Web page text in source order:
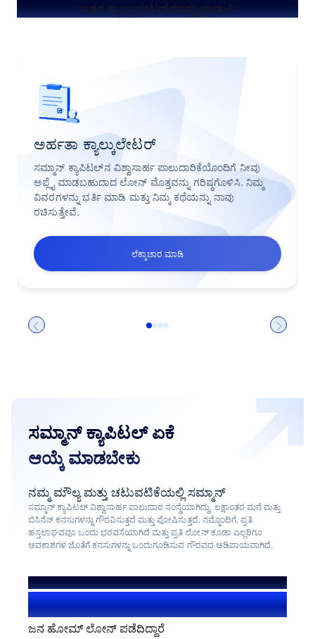
ಇತರ ಕ್ಯಾಲ್ಕುಲೇಟರ್‌ಗಳನ್ನು ಹುಡುಕಿ
ಅರ್ಹತಾ ಕ್ಯಾಲ್ಕುಲೇಟರ್
ಸಮ್ಮಾನ್ ಕ್ಯಾಪಿಟಲ್‌ನ ವಿಶ್ವಾಸಾರ್ಹ ಪಾಲುದಾರಿಕೆಯೊಂದಿಗೆ ನೀವು
ಅಪ್ಲೈ ಮಾಡಬಹುದಾದ ಲೋನ್ ಮೊತ್ತವನ್ನು ಗರಿಷ್ಠಗೊಳಿಸಿ. ನಿಮ್ಮ
ವಿವರಗಳನ್ನು ಭರ್ತಿ ಮಾಡಿ ಮತ್ತು ನಿಮ್ಮ ಕಥೆಯನ್ನು ನಾವು
ರಚಿಸುತ್ತೇವೆ.
ಲೆಕ್ಕಾಚಾರ ಮಾಡಿ
ಸಮ್ಮಾನ್ ಕ್ಯಾಪಿಟಲ್ ಏಕೆ
ಆಯ್ಕೆ ಮಾಡಬೇಕು
ನಮ್ಮ ಮೌಲ್ಯ ಮತ್ತು ಚಟುವಟಿಕೆಯಲ್ಲಿ ಸಮ್ಮಾನ್
ಸಮ್ಮಾನ್ ಕ್ಯಾಪಿಟಲ್ ವಿಶ್ವಾಸಾರ್ಹ ಪಾಲುದಾರ ಸಂಸ್ಥೆಯಾಗಿದ್ದು, ಲಕ್ಷಾಂತರ ಮನೆ ಮತ್ತು
ಬಿಸಿನೆಸ್ ಕನಸುಗಳನ್ನು ಗೌರವಿಸುತ್ತದೆ ಮತ್ತು ಪೋಷಿಸುತ್ತದೆ. ನಮ್ಮೊಂದಿಗೆ, ಪ್ರತಿ
ಹಸ್ತಲಾಘವವೂ ಒಂದು ಭರವಸೆಯಾಗಿದೆ ಮತ್ತು ಪ್ರತಿ ಲೋನ್ ಕೂಡಾ ಎಲ್ಲರಿಗೂ
ಅವಕಾಶಗಳ ಜೊತೆಗೆ ಕನಸುಗಳನ್ನು ಒಂದುಗೂಡಿಸುವ ಗೌರವದ ಅಡಿಪಾಯವಾಗಿದೆ.
ನಮ್ಮ ಸಹಕಾರದಿಂದಾಗಿ
1.4+ ಮಿಲಿಯನ್ ಬಳಕೆದಾರರು
ಜನ ಹೋಮ್ ಲೋನ್ ಪಡೆದಿದ್ದಾರೆ